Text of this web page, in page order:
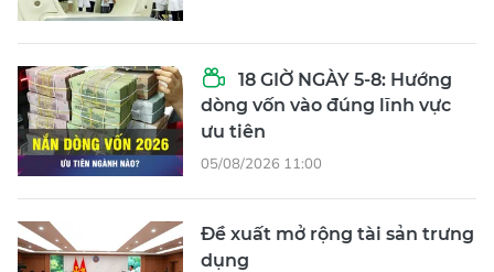
18 GIỜ NGÀY 5-8: Hướng
dòng vốn vào đúng lĩnh vực
ưu tiên
05/08/2026 11:00
Đề xuất mở rộng tài sản trưng
dụng